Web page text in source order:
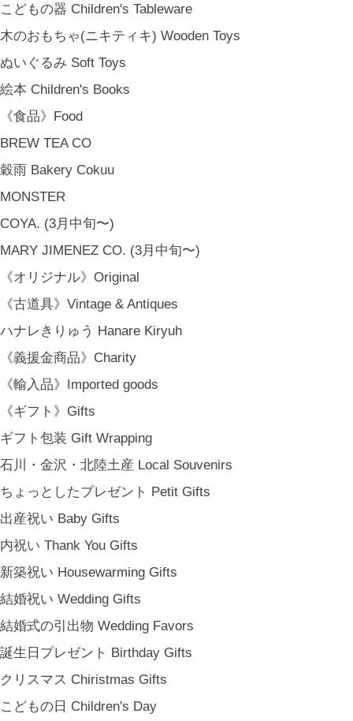
こどもの器 Children's Tableware
木のおもちゃ(ニキティキ) Wooden Toys
ぬいぐるみ Soft Toys
絵本 Children's Books
《食品》Food
BREW TEA CO
穀雨 Bakery Cokuu
MONSTER
COYA. (3月中旬〜)
MARY JIMENEZ CO. (3月中旬〜)
《オリジナル》Original
《古道具》Vintage & Antiques
ハナレきりゅう Hanare Kiryuh
《義援金商品》Charity
《輸入品》Imported goods
《ギフト》Gifts
ギフト包装 Gift Wrapping
石川・金沢・北陸土産 Local Souvenirs
ちょっとしたプレゼント Petit Gifts
出産祝い Baby Gifts
内祝い Thank You Gifts
新築祝い Housewarming Gifts
結婚祝い Wedding Gifts
結婚式の引出物 Wedding Favors
誕生日プレゼント Birthday Gifts
クリスマス Chiristmas Gifts
こどもの日 Children's Day